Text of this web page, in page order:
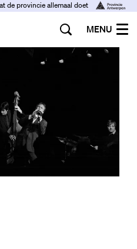
de provincie allemaal doet
MENU